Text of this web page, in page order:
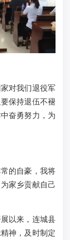
对我们退役军
保持退伍不褪
奋勇努力，为
的自豪，我将
家乡贡献自己
以来，连城县
神，及时制定